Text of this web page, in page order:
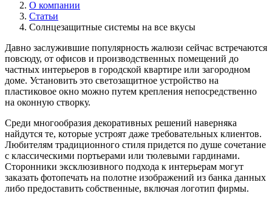
О компании
Статьи
Солнцезащитные системы на все вкусы
Давно заслужившие популярность жалюзи сейчас встречаются
повсюду, от офисов и производственных помещений до
частных интерьеров в городской квартире или загородном
доме. Установить это светозащитное устройство на
пластиковое окно можно путем крепления непосредственно
на оконную створку.
Среди многообразия декоративных решений наверняка
найдутся те, которые устроят даже требовательных клиентов.
Любителям традиционного стиля придется по душе сочетание
с классическими портьерами или тюлевыми гардинами.
Сторонники эксклюзивного подхода к интерьерам могут
заказать фотопечать на полотне изображений из банка данных
либо предоставить собственные, включая логотип фирмы.